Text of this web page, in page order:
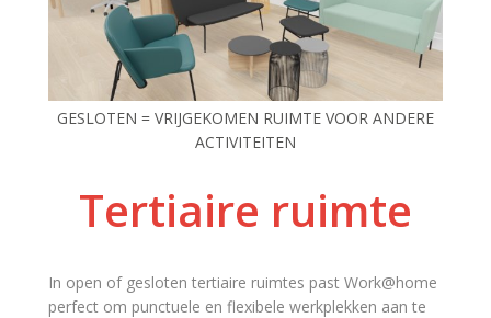
GESLOTEN = VRIJGEKOMEN RUIMTE VOOR ANDERE
ACTIVITEITEN
Tertiaire ruimte
In open of gesloten tertiaire ruimtes past Work@home
perfect om punctuele en flexibele werkplekken aan te